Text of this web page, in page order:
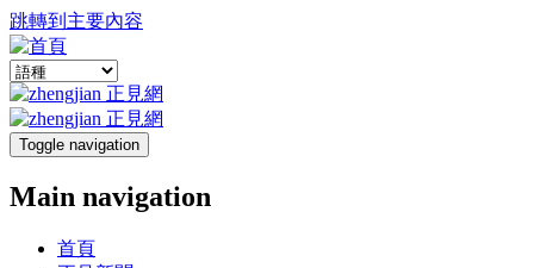
跳轉到主要內容
Toggle navigation
Main navigation
首頁